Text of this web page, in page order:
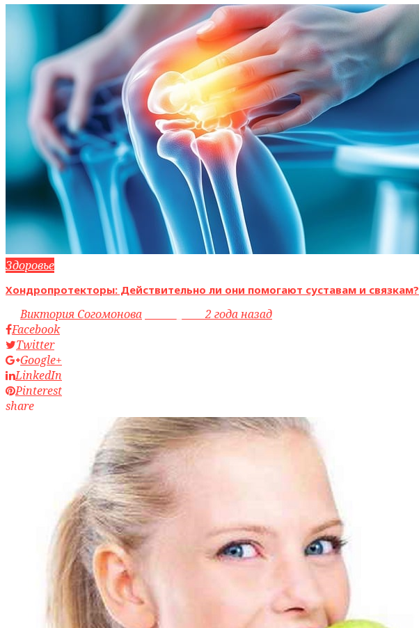
Здоровье
Хондропротекторы: Действительно ли они помогают суставам и связкам?
byВиктория Согомонова access_time2 года назад
Facebook
Twitter
Google+
LinkedIn
Pinterest
share